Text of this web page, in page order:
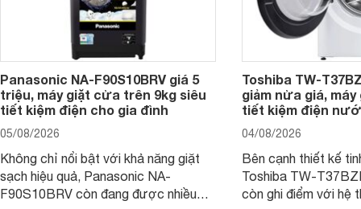
Panasonic NA-F90S10BRV giá 5
triệu, máy giặt cửa trên 9kg siêu
tiết kiệm điện cho gia đình
05/08/2026
Không chỉ nổi bật với khả năng giặt
sạch hiệu quả, Panasonic NA-
F90S10BRV còn đang được nhiều
Toshiba TW-
giảm nửa giá,
tiết kiệm điện
04/08/2026
Bên cạnh thiết kế
Toshiba TW-
còn ghi điểm với hệ